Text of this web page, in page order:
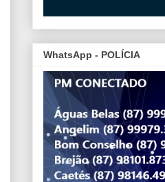
WhatsApp - POLÍCIA